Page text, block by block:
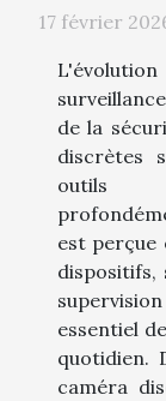
17 février
de la
discrètes
outils
est perçue
dispositifs,
essentiel
quotidien.
caméra